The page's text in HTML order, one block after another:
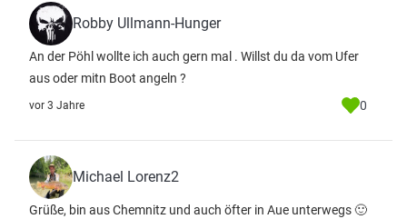
Robby Ullmann-Hunger
An der Pöhl wollte ich auch gern mal . Willst du da vom Ufer
aus oder mitn Boot angeln ?
vor 3 Jahre 0
Michael Lorenz2
Grüße, bin aus Chemnitz und auch öfter in Aue unterwegs 🙂